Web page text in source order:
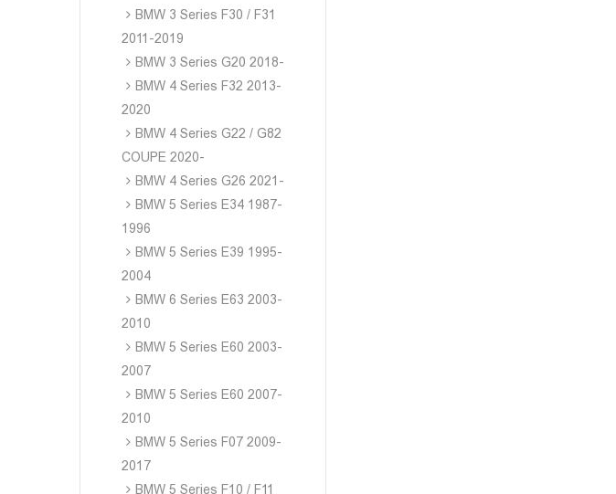
BMW 3 Series F30 / F31
2011-2019
BMW 3 Series G20 2018-
BMW 4 Series F32 2013-
2020
BMW 4 Series G22 / G82
COUPE 2020-
BMW 4 Series G26 2021-
BMW 5 Series E34 1987-
1996
BMW 5 Series E39 1995-
2004
BMW 6 Series E63 2003-
2010
BMW 5 Series E60 2003-
2007
BMW 5 Series E60 2007-
2010
BMW 5 Series F07 2009-
2017
BMW 5 Series F10 / F11